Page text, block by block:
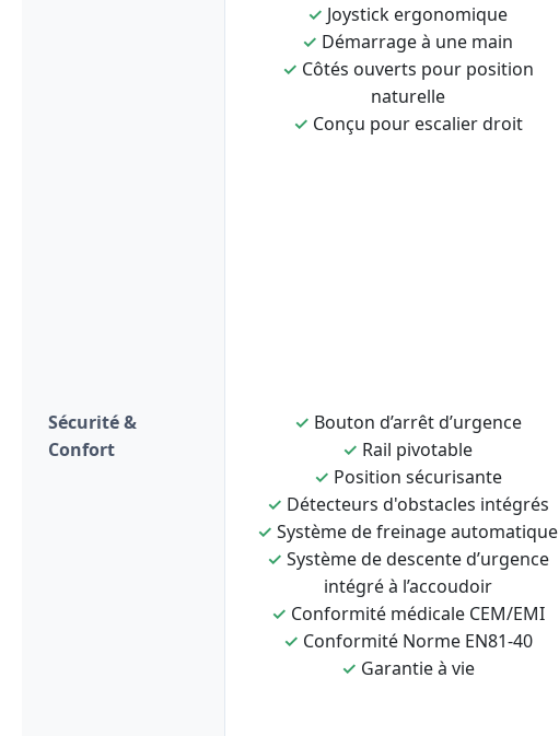
✓ Joystick ergonomique
✓ Démarrage à une main
✓ Côtés ouverts pour position
naturelle
✓ Conçu pour escalier droit
Sécurité &
Confort
✓ Bouton d’arrêt d’urgence
✓ Rail pivotable
✓ Position sécurisante
✓ Détecteurs d'obstacles intégrés
✓ Système de freinage automatique
✓ Système de descente d’urgence
intégré à l’accoudoir
✓ Conformité médicale CEM/EMI
✓ Conformité Norme EN81-40
✓ Garantie à vie